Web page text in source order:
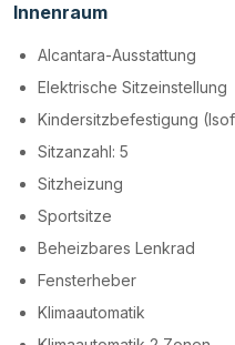
Innenraum
Alcantara-Ausstattung
Elektrische Sitzeinstellung
Kindersitzbefestigung
Sitzanzahl: 5
Sitzheizung
Sportsitze
Beheizbares Lenkrad
Fensterheber
Klimaautomatik